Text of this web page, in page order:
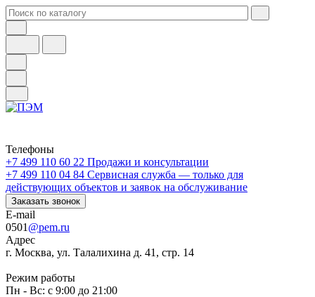
Телефоны
+7 499 110 60 22 Продажи и консультации
+7 499 110 04 84 Сервисная служба — только для
действующих объектов и заявок на обслуживание
Заказать звонок
E-mail
0501 @pem.ru
Адрес
г. Москва, ул. Талалихина д. 41, стр. 14
Режим работы
Пн - Вс: с 9:00 до 21:00